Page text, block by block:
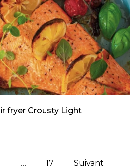
fryer Crousty Light
… 17 Suivant